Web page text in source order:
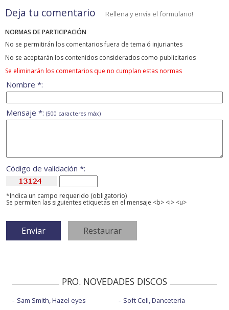
Deja tu comentario Rellena y envía el formulario!
NORMAS DE PARTICIPACIÓN
No se permitirán los comentarios fuera de tema ó injuriantes
No se aceptarán los contenidos considerados como publicitarios
Se eliminarán los comentarios que no cumplan estas normas
Nombre *:
Mensaje *: (500 caracteres máx)
Código de validación *:
*Indica un campo requerido (obligatorio)
Se permiten las siguientes etiquetas en el mensaje <b> <i> <u>
PRO. NOVEDADES DISCOS
Sam Smith, Hazel eyes
Soft Cell, Danceteria